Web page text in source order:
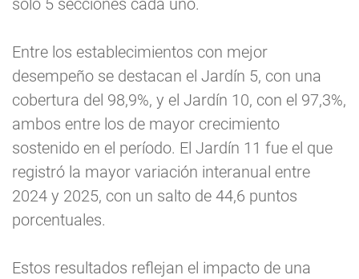
solo 5 secciones cada uno.
Entre los establecimientos con mejor
desempeño se destacan el Jardín 5, con una
cobertura del 98,9%, y el Jardín 10, con el 97,3%,
ambos entre los de mayor crecimiento
sostenido en el período. El Jardín 11 fue el que
registró la mayor variación interanual entre
2024 y 2025, con un salto de 44,6 puntos
porcentuales.
Estos resultados reflejan el impacto de una